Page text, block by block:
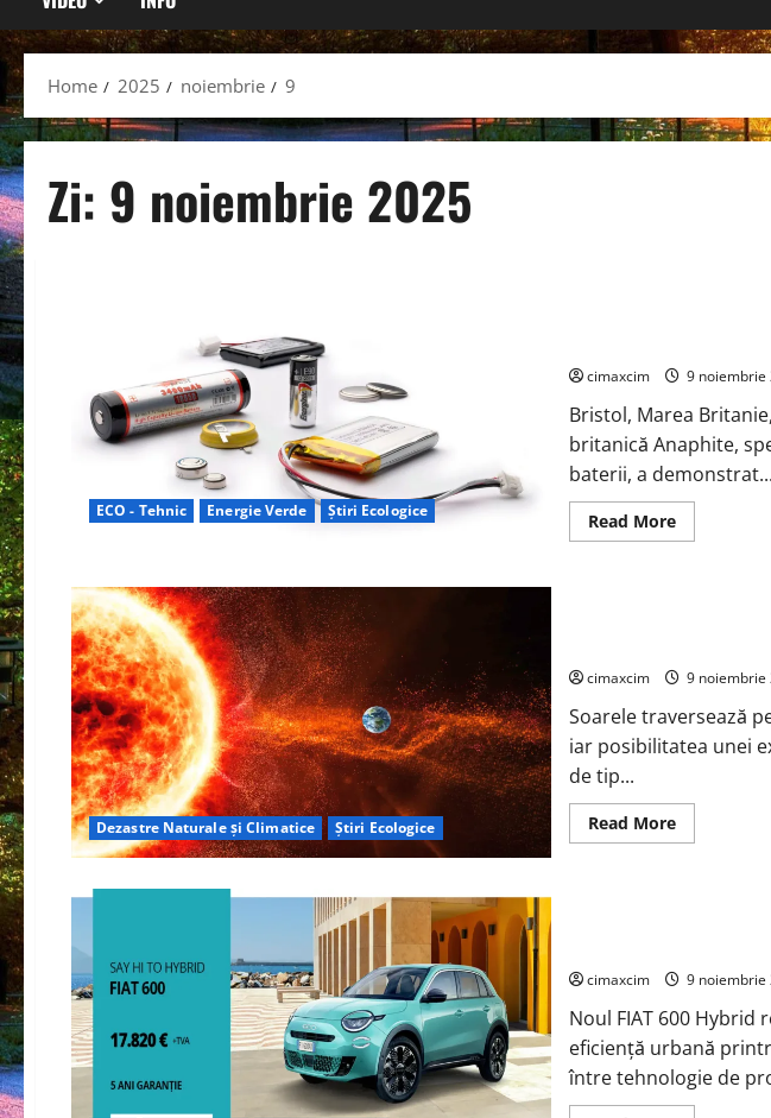
Home 2025 noiembrie 9
Zi: 9 noiembrie 2025
ECO - Tehnic Energie Verde Știri Ecologice
cimaxcim 9 noiembrie
Bristol, Marea
britanică Anaphite,
baterii, a demonstrat...
Read MoreRead
more
de
acoperire
reduce
emisiile
de
3,57
kg
pe
Dezastre Naturale și Climatice Știri Ecologice
cimaxcim 9 noiembrie
Soarele traversează
iar posibilitatea unei
de tip...
Read MoreRead
more
Întâmpla
Dacă
Soarele
Ar
Elibera
o
Furtună
Magnetică
Colosală
cimaxcim 9 noiembrie
Noul FIAT 600 Hybrid
eficiență urbană
între tehnologie de